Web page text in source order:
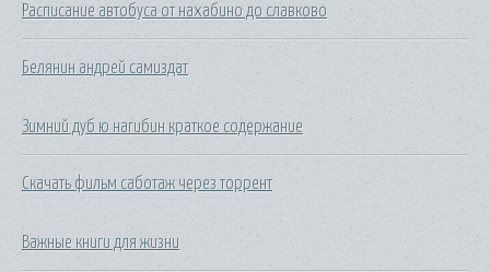
Расписание автобуса от нахабино до славково
Белянин андрей самиздат
Зимний дуб ю нагибин краткое содержание
Скачать фильм саботаж через торрент
Важные книги для жизни